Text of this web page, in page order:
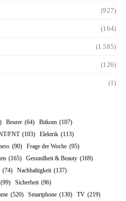
(927)
(164)
(1.585)
(126)
(1)
Beurer (64) Bitkom (107)
FNT (103) Elektrik (113)
(90) Frage der Woche (95)
(165) Gesundheit & Beauty (169)
(74) Nachhaltigkeit (137)
(99) Sicherheit (96)
(520) Smartphone (130) TV (219)